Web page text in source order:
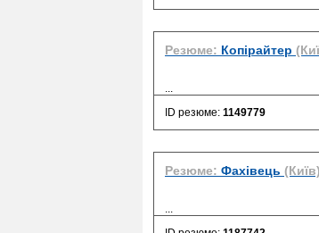
Резюме: Копірайтер
...
ID резюме: 1149779
Резюме: Фахівець (Київ)
...